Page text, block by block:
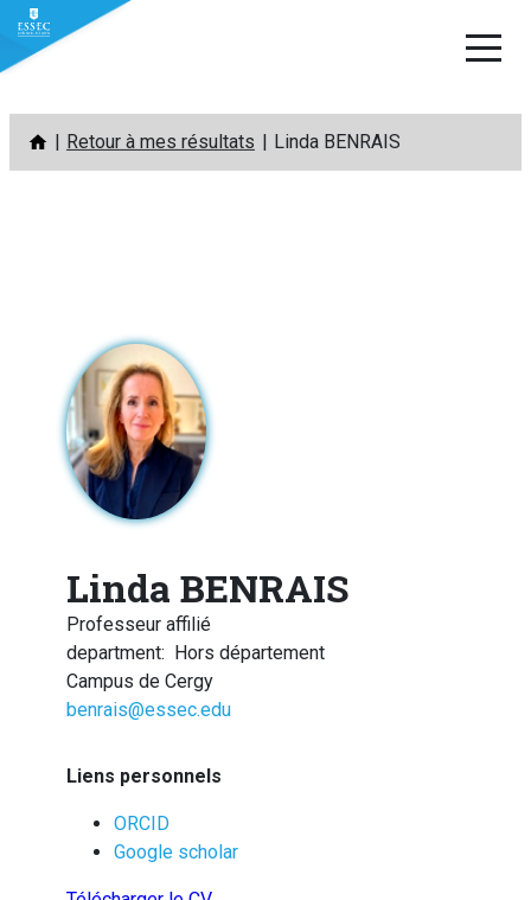
Aller
contenu
Retour à mes résultats Linda BENRAIS
Linda BENRAIS
Professeur affilié
department:
Hors département
Campus de Cergy
benrais@essec.edu
Liens personnels
ORCID
Google scholar